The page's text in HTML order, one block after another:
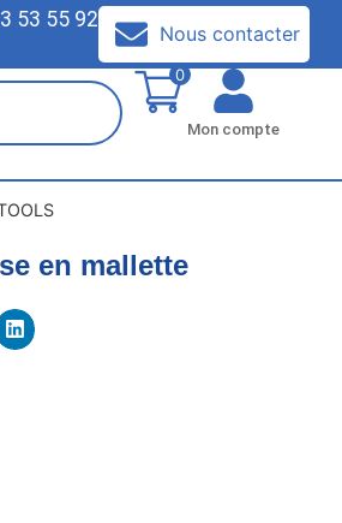
53 55 92
Nous contacter
0
Mon compte
en mallette